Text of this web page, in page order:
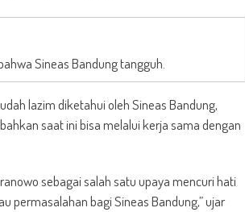
Sineas Bandung tangguh.
lazim diketahui oleh Sineas Bandung,
saat ini bisa melalui kerja sama dengan
sebagai salah satu upaya mencuri hati
permasalahan bagi Sineas Bandung,” ujar